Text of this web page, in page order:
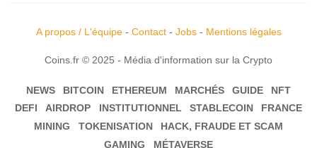
A propos / L'équipe- Contact- Jobs- Mentions légales
Coins.fr © 2025 - Média d'information sur la Crypto
NEWS BITCOIN ETHEREUM MARCHÉS GUIDE
NFT
DEFI
AIRDROP INSTITUTIONNEL STABLECOIN
FRANCE
MINING
TOKENISATION
HACK, FRAUDE ET SCAM
GAMING
MÉTAVERSE